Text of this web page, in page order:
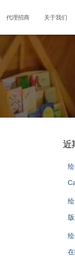
代理招商 关于我们
近